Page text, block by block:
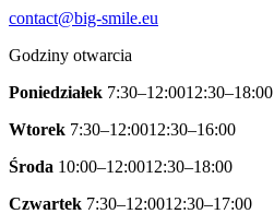
contact@big-smile.eu
Godziny otwarcia
Poniedziałek 7:30–12:0012:30–18:00
Wtorek 7:30–12:0012:30–16:00
Środa 10:00–12:0012:30–18:00
Czwartek 7:30–12:0012:30–17:00